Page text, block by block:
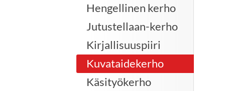
Hengellinen kerho
Jutustellaan-kerho
Kirjallisuuspiiri
Kuvataidekerho
Käsityökerho